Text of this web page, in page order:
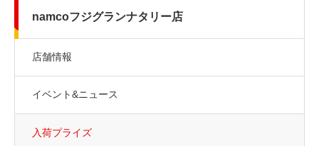
namcoフジグランナタリー店
店舗情報
イベント&ニュース
入荷プライズ